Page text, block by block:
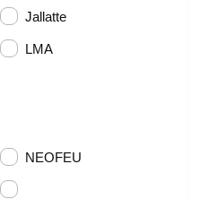
Jallatte
LMA
NEOFEU